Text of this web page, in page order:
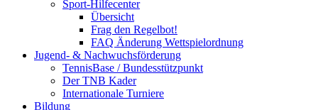
Sport-Hilfecenter
Übersicht
Frag den Regelbot!
FAQ Änderung Wettspielordnung
Jugend- & Nachwuchsförderung
TennisBase / Bundesstützpunkt
Der TNB Kader
Internationale Turniere
Bildung